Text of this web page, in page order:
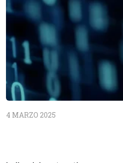
4 MARZO 2025